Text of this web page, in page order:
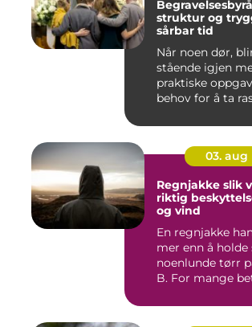
Begravelsesbyrået
struktur og
sårbar tid
Når noen dør,
stående igjen
praktiske
behov for å ta
03. aug
Regnjakke slik velger du
riktig
og vind
En regnjakke
mer enn å holde
noenlunde tørr
B. For mange